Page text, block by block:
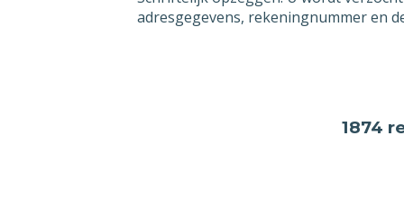
Ik
die
adresgegevens, rekeningnummer en
1874